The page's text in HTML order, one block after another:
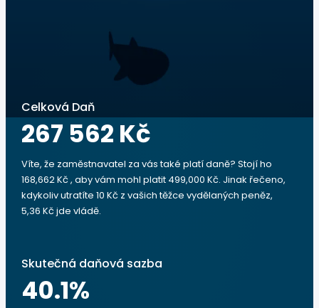
Celková Daň
267 562 Kč
Víte, že zaměstnavatel za vás také platí daně? Stojí ho
168,662 Kč , aby vám mohl platit 499,000 Kč. Jinak řečeno,
kdykoliv utratíte 10 Kč z vašich těžce vydělaných peněz,
5,36 Kč jde vládě.
Skutečná daňová sazba
40.1%